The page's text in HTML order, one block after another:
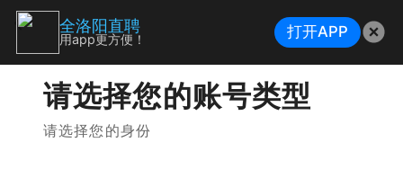
请选择您的账号类型
请选择您的身份
全洛阳直聘
用app更方便！ 打开APP